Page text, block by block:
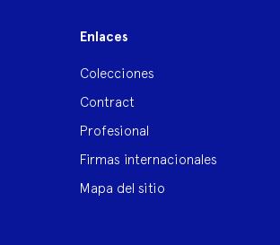
Enlaces
Colecciones
Contract
Profesional
Firmas internacionales
Mapa del sitio